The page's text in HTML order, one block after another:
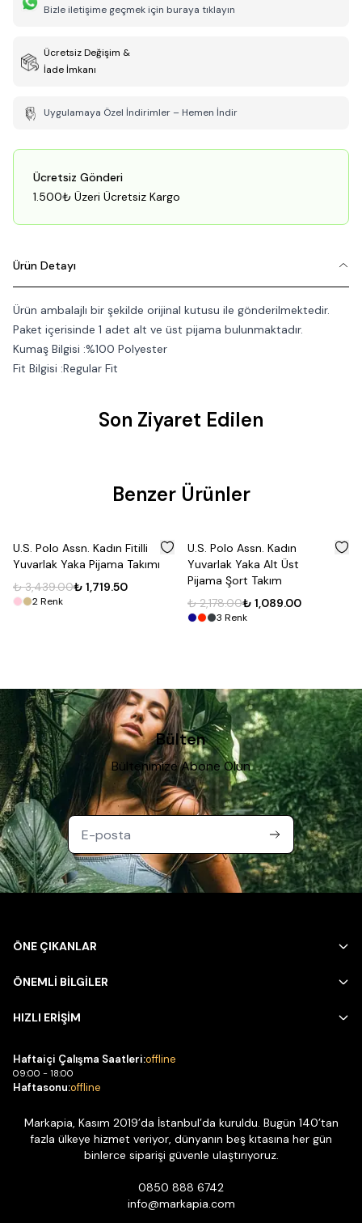
Bizle iletişime geçmek için buraya tıklayın
Ücretsiz Değişim &
İade İmkanı
Uygulamaya Özel İndirimler – Hemen İndir
Ücretsiz Gönderi
1.500₺ Üzeri Ücretsiz Kargo
Ürün Detayı
Ürün ambalajlı bir şekilde orijinal kutusu ile gönderilmektedir.
Paket içerisinde 1 adet alt ve üst pijama bulunmaktadır.
Kumaş Bilgisi :%100 Polyester
Fit Bilgisi :Regular Fit
Son Ziyaret Edilen
Benzer Ürünler
%50
U.S. Polo Assn. Kadın Fitilli
Yuvarlak Yaka Pijama Takımı
₺ 3,439.00₺ 1,719.50
2Renk
50
U.S. Polo Assn. Kadın
Yuvarlak Yaka Alt Üst
Pijama Şort Takım
₺ 2,178.00₺ 1,089.00
3 Renk
Bülten
Bültenimize Abone Olun
ÖNE ÇIKANLAR
ÖNEMLİ BİLGİLER
HIZLI ERİŞİM
Haftaiçi Çalışma Saatleri:offline
09:00 - 18:00
Haftasonu:offline
Markapia, Kasım 2019’da İstanbul’da kuruldu. Bugün 140’tan
fazla ülkeye hizmet veriyor, dünyanın beş kıtasına her gün
binlerce siparişi güvenle ulaştırıyoruz.
0850 888 6742
info@markapia.com